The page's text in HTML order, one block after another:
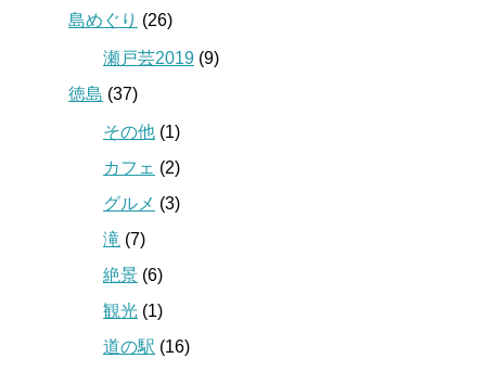
島めぐり (26)
瀬戸芸2019 (9)
徳島 (37)
その他 (1)
カフェ (2)
グルメ (3)
滝 (7)
絶景 (6)
観光 (1)
道の駅 (16)